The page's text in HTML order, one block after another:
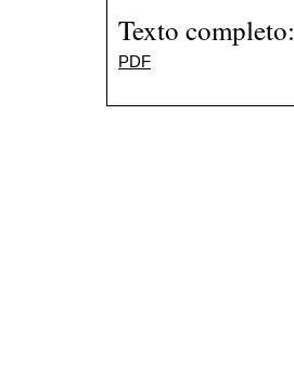
Texto completo:
PDF